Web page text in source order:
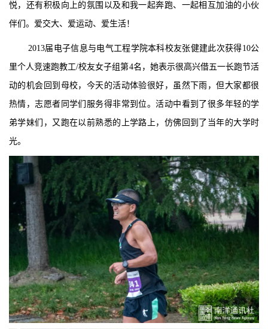
悦，还有积极向上的氛围以及和我一起奔跑、一起相互加油的小伙
伴们。爱交大、爱运动、爱生活！
2013届电子信息与电气工程学院本科校友张健建此次获得10公
里个人竞速跑教工/校友女子组第4名，她表示很高兴借五一长跑节活
动的机会回到母校，今天的活动体验很好，虽然下雨，但大家都很
热情，志愿者同学们服务得非常到位。活动中看到了很多年轻的学
弟学妹们，又跑在以前熟悉的上学路上，仿佛回到了当年的大学时
光。